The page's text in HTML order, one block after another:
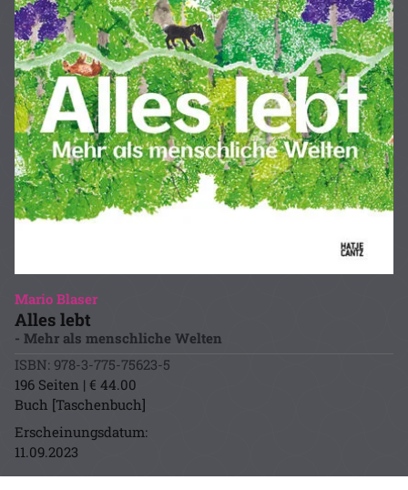
Mario Blaser
Alles lebt
- Mehr als menschliche Welten
ISBN: 978-3-775-75623-5
196 Seiten | € 44.00
Buch [Taschenbuch]
Erscheinungsdatum:
11.09.2023